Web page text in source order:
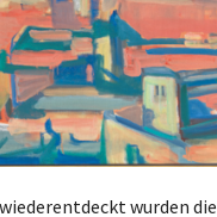
wurden die